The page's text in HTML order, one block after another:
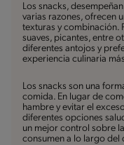
Los snacks,
varias razones, ofrecen
texturas y combinación.
suaves, picantes, entre
diferentes antojos y
experiencia culinaria
Los snacks son una
comida. En lugar de
hambre y evitar el
diferentes opciones
un mejor control sobre
consumen a lo largo del